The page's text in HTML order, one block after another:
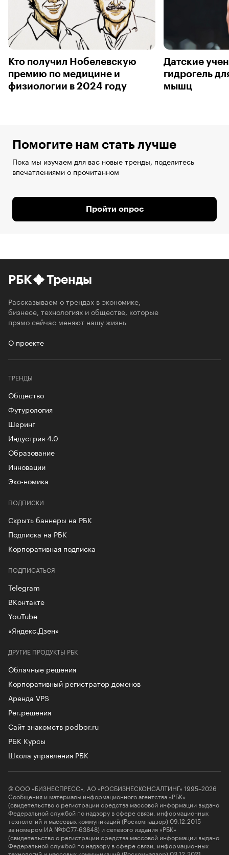
Кто получил Нобелевскую
премию по медицине и
физиологии в 2024 году
Датские
гидрогель
мышц
Помогите нам стать лучше
Пока мы изучаем для вас новые тренды, поделитесь
впечатлениями о прочитанном
Пройти опрос
РБК Тренды
Рассказываем о трендах в экономике,
бизнесе, технологиях и обществе, которые
прямо сейчас меняют нашу жизнь
О проекте
ТРЕНДЫ
Общество
Футурология
Шеринг
Индустрия 4.0
Образование
Инновации
Эко-номика
ПОДПИСКИ
Скрыть баннеры на РБК
Подписка на РБК
Корпоративная подписка
ДРУГИЕ ПРОДУКТЫ РБК
Облачные решения
Корпоративный регистратор доменов
Аренда VPS
Рег.решения
Сайт знакомств podbor.ru
РБК Курсы
Школа управления РБК
ПОДПИСАТЬСЯ
Telegram
ВКонтакте
YouTube
«Яндекс.Дзен»
© ООО «БИЗНЕСПРЕСС», АО «РОСБИЗНЕСКОНСАЛТИНГ» 1995–2026
Сообщения и материалы информационного агентства «РБК»
(свидетельство о регистрации средства массовой информации выдано
Федеральной службой по надзору в сфере связи, информационных
технологий и массовых коммуникаций (Роскомнадзор) 09.12.2015
за номером ИА №ФС77-63848) и сетевого издания «РБК»
(свидетельство о регистрации средства массовой информации выдано
Федеральной службой по надзору в сфере связи, информационных
технологий и массовых коммуникаций (Роскомнадзор) 03.12.2021